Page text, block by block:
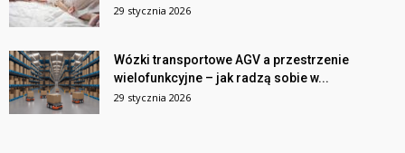
29 stycznia 2026
Wózki transportowe AGV a przestrzenie
wielofunkcyjne – jak radzą sobie w...
29 stycznia 2026